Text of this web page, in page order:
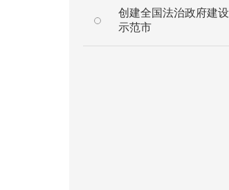
创建全国法治政府建设
示范市